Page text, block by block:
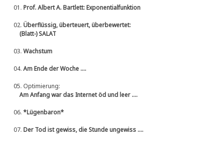
01.Prof. Albert A. Bartlett: Exponentialfunktion
02.Überflüssig, überteuert, überbewertet:
(Blatt-) SALAT
03.Wachstum
04.Am Ende der Woche ....
05. Optimierung:
Am Anfang war das Internet öd und leer ....
06.*Lügenbaron*
07.Der Tod ist gewiss, die Stunde ungewiss ....